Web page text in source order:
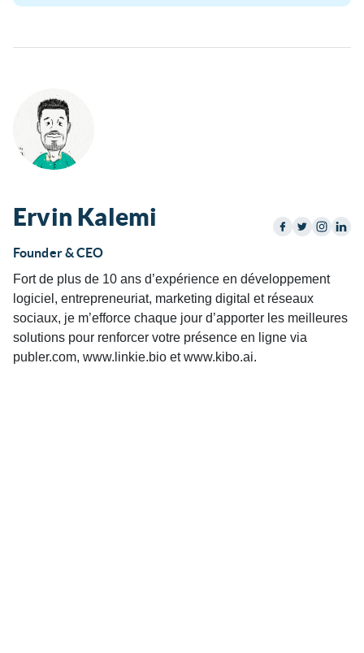
Ervin Kalemi
Founder & CEO
Fort de plus de 10 ans d’expérience en développement
logiciel, entrepreneuriat, marketing digital et réseaux
sociaux, je m’efforce chaque jour d’apporter les meilleures
solutions pour renforcer votre présence en ligne via
publer.com, www.linkie.bio et www.kibo.ai.